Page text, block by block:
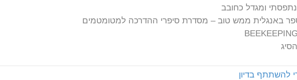
ומגדל כחובב
באנגלית ממש טוב – מסדרת סיפרי ההדרכה למטומטמים
להשתתף בדיון